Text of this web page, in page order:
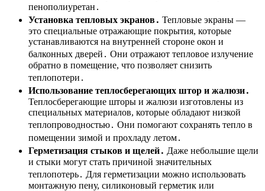
пенополиуретан․
Установка тепловых экранов․ Тепловые экраны ―
это специальные отражающие покрытия, которые
устанавливаются на внутренней стороне окон и
балконных дверей․ Они отражают тепловое излучение
обратно в помещение, что позволяет снизить
теплопотери․
Использование теплосберегающих штор и жалюзи․
Теплосберегающие шторы и жалюзи изготовлены из
специальных материалов, которые обладают низкой
теплопроводностью․ Они помогают сохранять тепло в
помещении зимой и прохладу летом․
Герметизация стыков и щелей․ Даже небольшие щели
и стыки могут стать причиной значительных
теплопотерь․ Для герметизации можно использовать
монтажную пену, силиконовый герметик или